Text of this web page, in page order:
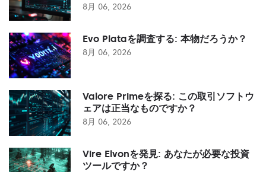
8月 06, 2026
Evo Plataを調査する: 本物だろうか？
8月 06, 2026
Valore Primeを探る: この取引ソフトウ
ェアは正当なものですか？
8月 06, 2026
Vire Elvonを発見: あなたが必要な投資
ツールですか？